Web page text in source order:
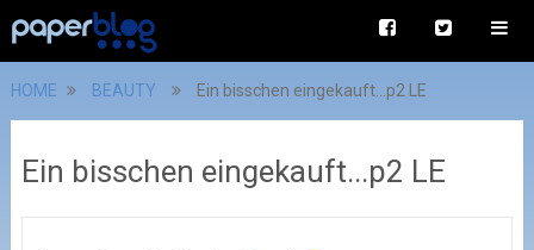
HOME BEAUTY Ein bisschen eingekauft...p2 LE
Ein bisschen eingekauft...p2 LE